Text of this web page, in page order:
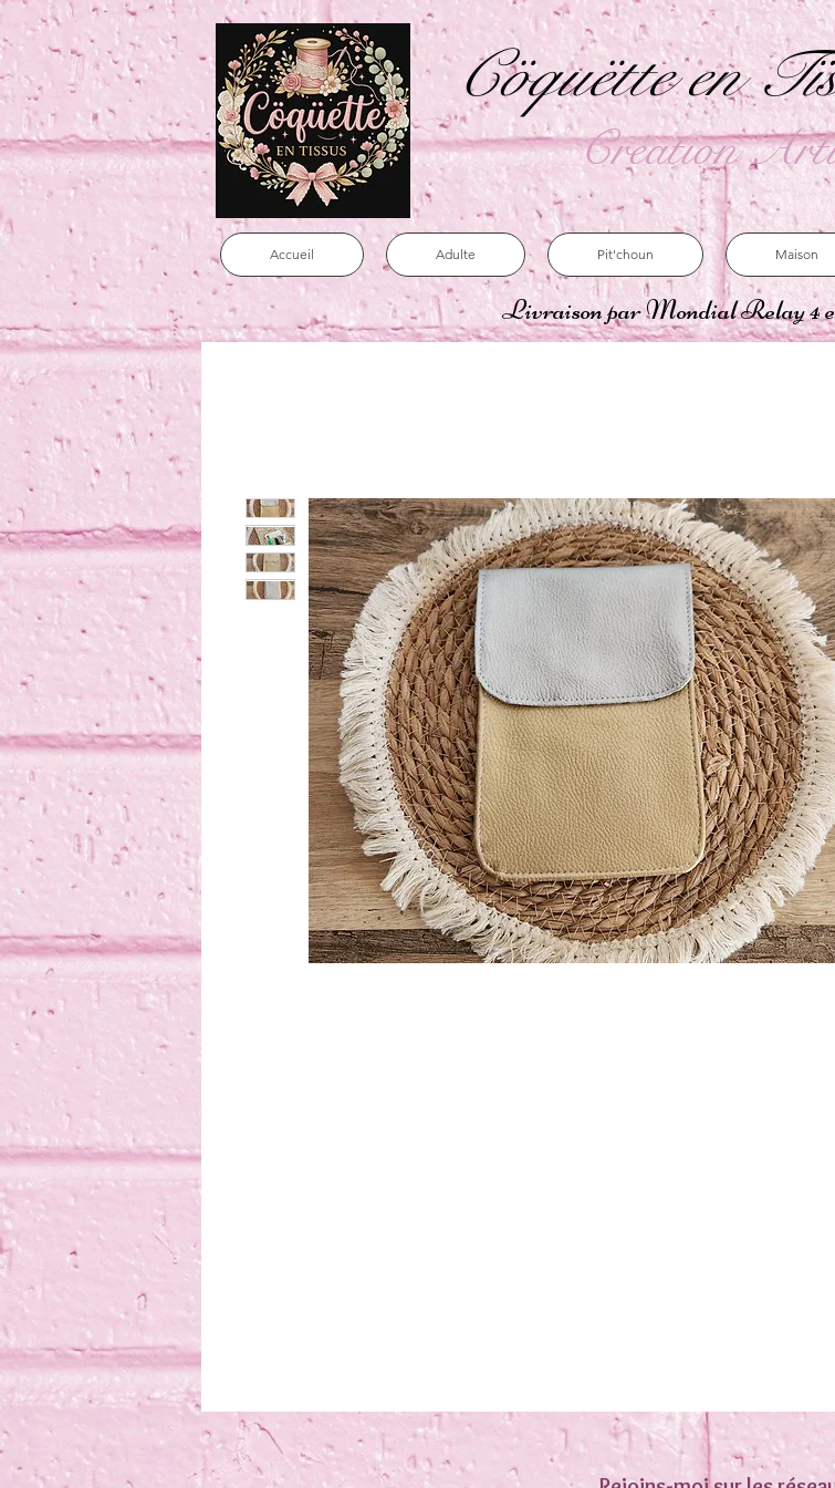
Cöquëtte en
Création
Accueil Adulte Pit'choun Maison
Livraison par Mondial Relay 4